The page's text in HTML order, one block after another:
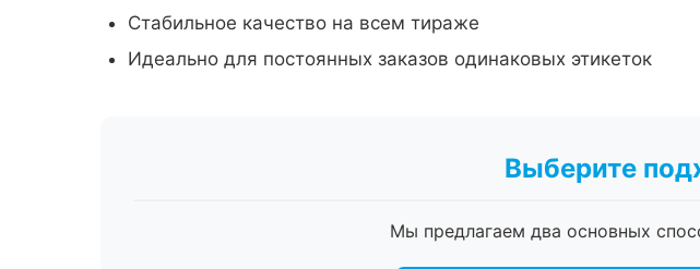
Стабильное качество на всем тираже
Идеально для постоянных заказов одинаковых этикеток
Выберите
Мы предлагаем два основных